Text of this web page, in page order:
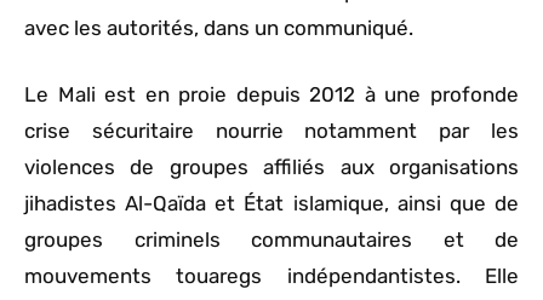
avec les autorités, dans un communiqué.
Le Mali est en proie depuis 2012 à une profonde
crise sécuritaire nourrie notamment par les
violences de groupes affiliés aux organisations
jihadistes Al-Qaïda et État islamique, ainsi que de
groupes criminels communautaires et de
mouvements touaregs indépendantistes. Elle